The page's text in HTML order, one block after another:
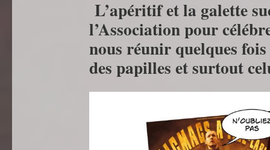
L’apéritif et la galette
l’Association pour
nous réunir quelques
des papilles et surtout